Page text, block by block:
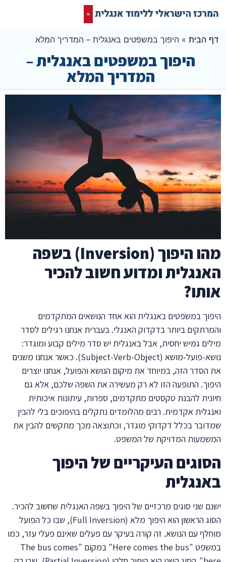
דף הבית » היפוך במשפטים באנגלית – המדריך המלא
היפוך במשפטים באנגלית –
המדריך המלא
מהו היפוך (Inversion) בשפה
האנגלית ומדוע חשוב להכיר
אותו?
היפוך במשפטים באנגלית הוא אחד הנושאים המתקדמים
והמרתקים ביותר בדקדוק האנגלי. בעברית אנחנו רגילים לסדר
מילים גמיש יחסית, אבל באנגלית יש סדר מילים קבוע ומוגדר:
נושא-פועל-מושא (Subject-Verb-Object). כאשר אנחנו משנים
את הסדר הזה, במיוחד את מיקום הנושא והפועל, אנחנו יוצרים
היפוך. התופעה הזו לא רק מעשירה את השפה שלכם, אלא גם
חיונית להבנת טקסטים מתקדמים, ספרות, עיתונות איכותית
ואנגלית אקדמית. רבים מהלומדים נתקלים בהיפוכים בלי להבין
שמדובר בכלל דקדוקי מוגדר, וכתוצאה מכך מתקשים להבין את
המשמעות המדויקת של המשפט.
הסוגים העיקריים של היפוך
באנגלית
ישנם שני סוגים מרכזיים של היפוך בשפה האנגלית שחשוב להכיר.
הסוג הראשון הוא היפוך מלא (Full Inversion), שבו כל הפועל
מוחלף עם הנושא. זה קורה בעיקר עם פעלים שאינם פעלי עזר, כמו
במשפט "Here comes the bus" במקום "The bus comes